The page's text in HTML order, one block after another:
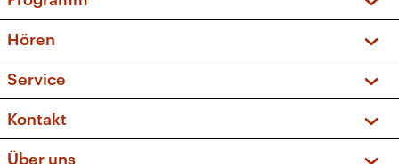
Sendungen und Podcasts
Musikliste
Kakadu – Das Kinderprogramm
Hören
Frequenzen (UKW + DAB+)
Service
FAQ
Apps
Kontakt
Über uns